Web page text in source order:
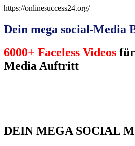
https://onlinesuccess24.org/
Dein mega social-Media
6000+ Faceless Videos
Media Auftritt
DEIN MEGA SOCIAL